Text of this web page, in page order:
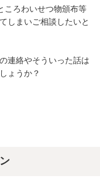
ころわいせつ物頒布等
しまいご相談したいと
連絡やそういった話は
ょうか？